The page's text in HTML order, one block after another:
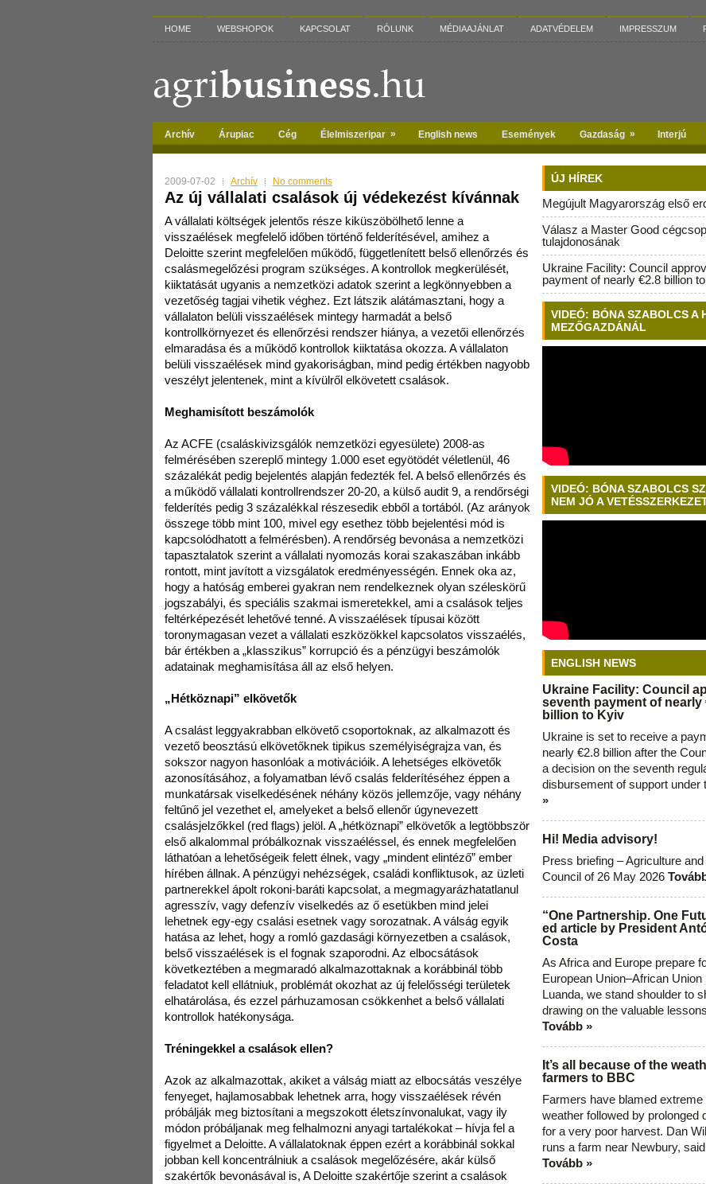
HOME WEBSHOPOK KAPCSOLAT RÓLUNK MÉDIAAJÁNLAT ADATVÉDELEM IMPRESSZUM
Archív Árupiac Cég Élelmiszeripar » English news Események Gazdaság » Interjú
2009-07-02 Archív No comments
Az új vállalati csalások új védekezést kívánnak
A vállalati költségek jelentős része kiküszöbölhető lenne a
visszaélések megfelelő időben történő felderítésével, amihez a
Deloitte szerint megfelelően működő, függetlenített belső ellenőrzés és
csalásmegelőzési program szükséges. A kontrollok megkerülését,
kiiktatását ugyanis a nemzetközi adatok szerint a legkönnyebben a
vezetőség tagjai vihetik véghez. Ezt látszik alátámasztani, hogy a
vállalaton belüli visszaélések mintegy harmadát a belső
kontrollkörnyezet és ellenőrzési rendszer hiánya, a vezetői ellenőrzés
elmaradása és a működő kontrollok kiiktatása okozza. A vállalaton
belüli visszaélések mind gyakoriságban, mind pedig értékben nagyobb
veszélyt jelentenek, mint a kívülről elkövetett csalások.
Meghamisított beszámolók
Az ACFE (csaláskivizsgálók nemzetközi egyesülete) 2008-as
felmérésében szereplő mintegy 1.000 eset egyötödét véletlenül, 46
százalékát pedig bejelentés alapján fedezték fel. A belső ellenőrzés és
a működő vállalati kontrollrendszer 20-20, a külső audit 9, a rendőrségi
felderítés pedig 3 százalékkal részesedik ebből a tortából. (Az arányok
összege több mint 100, mivel egy esethez több bejelentési mód is
kapcsolódhatott a felmérésben). A rendőrség bevonása a nemzetközi
tapasztalatok szerint a vállalati nyomozás korai szakaszában inkább
rontott, mint javított a vizsgálatok eredményességén. Ennek oka az,
hogy a hatóság emberei gyakran nem rendelkeznek olyan széleskörű
jogszabályi, és speciális szakmai ismeretekkel, ami a csalások teljes
feltérképezését lehetővé tenné. A visszaélések típusai között
toronymagasan vezet a vállalati eszközökkel kapcsolatos visszaélés,
bár értékben a „klasszikus” korrupció és a pénzügyi beszámolók
adatainak meghamisítása áll az első helyen.
„Hétköznapi” elkövetők
A csalást leggyakrabban elkövető csoportoknak, az alkalmazott és
vezető beosztású elkövetőknek tipikus személyiségrajza van, és
sokszor nagyon hasonlóak a motivációik. A lehetséges elkövetők
azonosításához, a folyamatban lévő csalás felderítéséhez éppen a
munkatársak viselkedésének néhány közös jellemzője, vagy néhány
feltűnő jel vezethet el, amelyeket a belső ellenőr úgynevezett
csalásjelzőkkel (red flags) jelöl. A „hétköznapi” elkövetők a legtöbbször
első alkalommal próbálkoznak visszaéléssel, és ennek megfelelően
láthatóan a lehetőségeik felett élnek, vagy „mindent elintéző” ember
hírében állnak. A pénzügyi nehézségek, családi konfliktusok, az üzleti
partnerekkel ápolt rokoni-baráti kapcsolat, a megmagyarázhatatlanul
agresszív, vagy defenzív viselkedés az ő esetükben mind jelei
lehetnek egy-egy csalási esetnek vagy sorozatnak. A válság egyik
hatása az lehet, hogy a romló gazdasági környezetben a csalások,
belső visszaélések is el fognak szaporodni. Az elbocsátások
következtében a megmaradó alkalmazottaknak a korábbinál több
feladatot kell ellátniuk, problémát okozhat az új felelősségi területek
elhatárolása, és ezzel párhuzamosan csökkenhet a belső vállalati
kontrollok hatékonysága.
Tréningekkel a csalások ellen?
Azok az alkalmazottak, akiket a válság miatt az elbocsátás veszélye
fenyeget, hajlamosabbak lehetnek arra, hogy visszaélések révén
próbálják meg biztosítani a megszokott életszínvonalukat, vagy ily
módon próbáljanak meg felhalmozni anyagi tartalékokat – hívja fel a
figyelmet a Deloitte. A vállalatoknak éppen ezért a korábbinál sokkal
jobban kell koncentrálniuk a csalások megelőzésére, akár külső
szakértők bevonásával is, A Deloitte szakértője szerint a csalások
ÚJ HÍREK
Megújult Magyarország első
Válasz a Master Good
tulajdonosának
Ukraine Facility: Council
payment of nearly €2.8 billion
VIDEÓ: BÓNA SZABOLCS A
MEZŐGAZDÁNÁL
VIDEÓ: BÓNA SZABOLCS
NEM JÓ A
ENGLISH NEWS
Ukraine Facility: Council
seventh payment of nearly
billion to Kyiv
Ukraine is set to receive a
nearly €2.8 billion after the
a decision on the seventh
disbursement of support under
»
Hi! Media advisory!
Press briefing – Agriculture
Council of 26 May 2026
“One Partnership. One
ed article by President
Costa
As Africa and Europe prepare
European Union–African
Luanda, we stand shoulder to
drawing on the valuable
Tovább »
It’s all because of the
farmers to BBC
Farmers have blamed extreme
weather followed by prolonged
for a very poor harvest. Dan
runs a farm near Newbury,
Tovább »